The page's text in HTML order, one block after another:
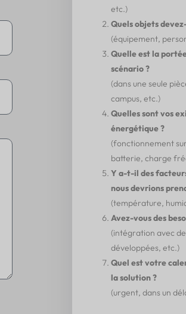
etc.)
Quels objets
(équipement,
Quelle est la
scénario ?
(dans une seule
campus, etc.)
Quelles sont vos
énergétique ?
(fonctionnement
batterie, charge
Y a-t-il des
nous devrions
(température,
Avez-vous des
(intégration avec
développées, etc.)
Quel est votre
la solution ?
(urgent, dans un